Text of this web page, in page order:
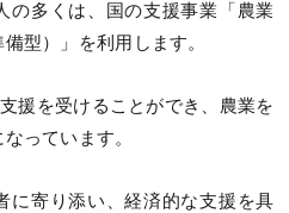
の多くは、国の支援事業「農業
型）」を利用します。
援を受けることができ、農業を
っています。
に寄り添い、経済的な支援を具